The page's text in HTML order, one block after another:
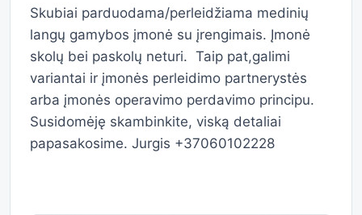
Skubiai parduodama/perleidžiama medinių
langų gamybos įmonė su įrengimais. Įmonė
skolų bei paskolų neturi. Taip pat,galimi
variantai ir įmonės perleidimo partnerystės
arba įmonės operavimo perdavimo principu.
Susidomėję skambinkite, viską detaliai
papasakosime. Jurgis +37060102228